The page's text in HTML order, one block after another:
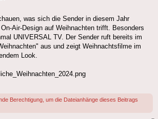
was sich die Sender in diesem Jahr
Air-Design auf Weihnachten trifft. Besonders
UNIVERSAL TV. Der Sender ruft bereits im
aus und zeigt Weihnachtsfilme im
Look.
Berechtigung, um die Dateianhänge dieses Beitrags